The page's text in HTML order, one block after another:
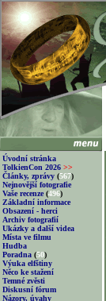
Úvodní stránka
TolkienCon 2026 >>
Články, zprávy (567)
Nejnovější fotografie
Vaše recenze (496)
Základní informace
Obsazení - herci
Archiv fotografií
Ukázky a další videa
Místa ve filmu
Hudba
Poradna (50)
Výuka elfštiny
Něco ke stažení
Temné zvěsti
Diskusní fórum
Názory, úvahy